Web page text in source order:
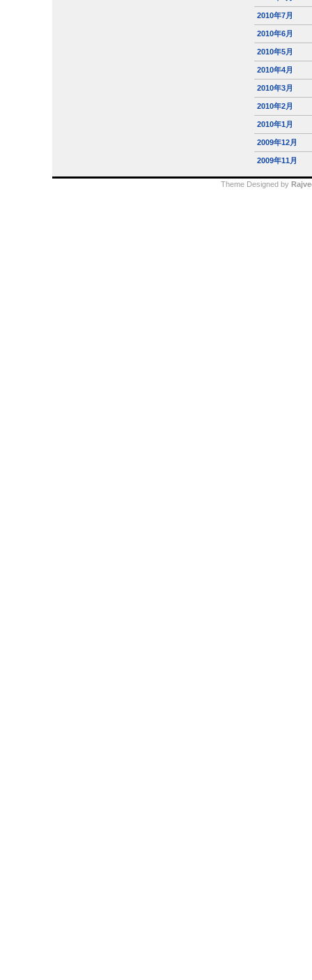
2010年7月
2010年6月
2010年5月
2010年4月
2010年3月
2010年2月
2010年1月
2009年12月
2009年11月
Theme Designed by